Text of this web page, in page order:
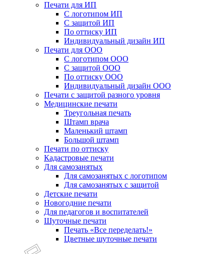
Печати для ИП
С логотипом ИП
С защитой ИП
По оттиску ИП
Индивидуальный дизайн ИП
Печати для ООО
С логотипом ООО
С защитой ООО
По оттиску ООО
Индивидуальный дизайн ООО
Печати с защитой разного уровня
Медицинские печати
Треугольная печать
Штамп врача
Маленький штамп
Большой штамп
Печати по оттиску
Кадастровые печати
Для самозанятых
Для самозанятых с логотипом
Для самозанятых с защитой
Детские печати
Новогодние печати
Для педагогов и воспитателей
Шуточные печати
Печать «Все переделать!»
Цветные шуточные печати